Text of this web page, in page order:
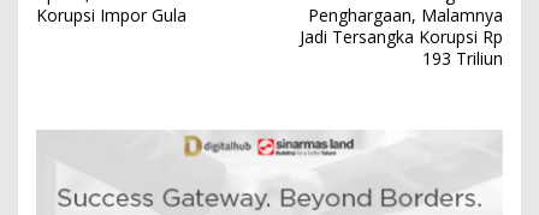
v
a
Korupsi Impor Gula
Penghargaan, Malamnya
Jadi Tersangka Korupsi Rp
193 Triliun